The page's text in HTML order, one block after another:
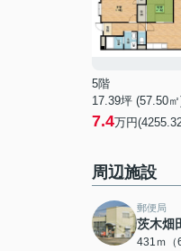
5階
17.39坪 (57.50
7.4万円
周辺施設
郵便局
茨木畑
431ｍ（